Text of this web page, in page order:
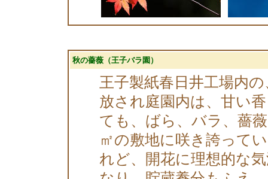
秋の薔薇（王子バラ園）
王子製紙春日井工場内
放され庭園内は、甘い
ても、ばら、バラ、薔
㎡の敷地に咲き誇って
れど、開花に理想的な